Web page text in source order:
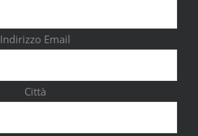
Indirizzo Email
Città